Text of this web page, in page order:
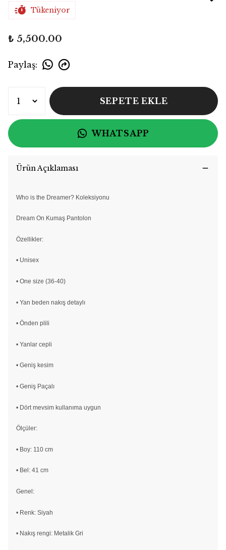
Tükeniyor
₺ 5,500.00
Paylaş:
SEPETE EKLE
WHATSAPP
Ürün Açıklaması
Who is the Dreamer? Koleksiyonu
Dream On Kumaş Pantolon
Özellikler:
• Unisex
• One size (36-40)
• Yan beden nakış detaylı
• Önden plili
• Yanlar cepli
• Geniş kesim
• Geniş Paçalı
• Dört mevsim kullanıma uygun
Ölçüler:
• Boy: 110 cm
• Bel: 41 cm
Genel:
• Renk: Siyah
• Nakış rengi: Metalik Gri